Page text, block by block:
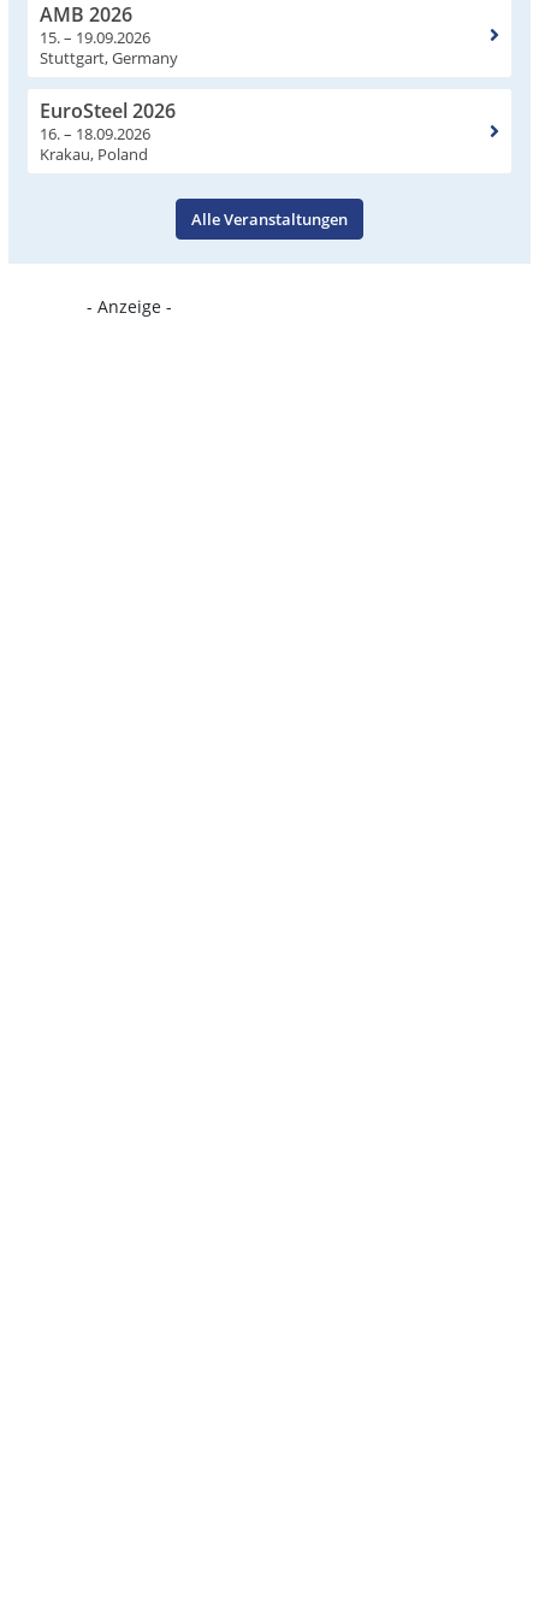
AMB 2026
15. – 19.09.2026
Stuttgart, Germany
EuroSteel 2026
16. – 18.09.2026
Krakau, Poland
Alle Veranstaltungen
- Anzeige -